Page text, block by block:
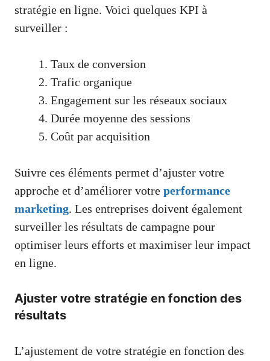
stratégie en ligne. Voici quelques KPI à
surveiller :
Taux de conversion
Trafic organique
Engagement sur les réseaux sociaux
Durée moyenne des sessions
Coût par acquisition
Suivre ces éléments permet d’ajuster votre
approche et d’améliorer votre performance
marketing. Les entreprises doivent également
surveiller les résultats de campagne pour
optimiser leurs efforts et maximiser leur impact
en ligne.
Ajuster votre stratégie en fonction des
résultats
L’ajustement de votre stratégie en fonction des